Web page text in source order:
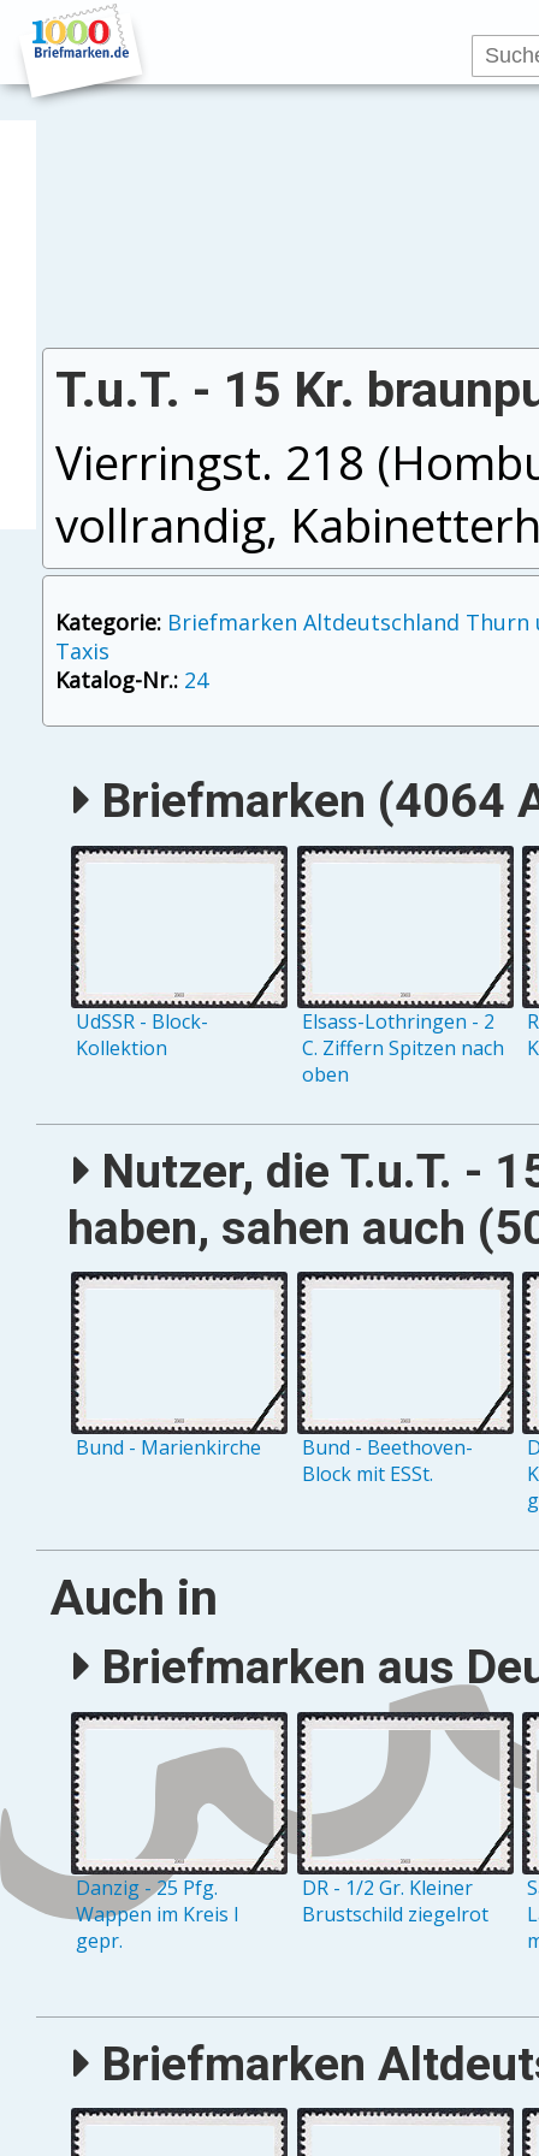
T.u.T. - 15 Kr.
Vierringst. 218
vollrandig,
Kategorie: Briefmarken Altdeutschland Thurn
Taxis
Katalog-Nr.: 24
Briefmarken (4064
UdSSR - Block-
Kollektion
Elsass-Lothringen - 2
C. Ziffern Spitzen nach
oben
Nutzer, die T.u.T. -
haben, sahen auch
Bund - Marienkirche
Bund - Beethoven-
Block mit ESSt.
Auch in
Briefmarken aus
Danzig - 25 Pfg.
Wappen im Kreis I
gepr.
DR - 1/2 Gr. Kleiner
Brustschild ziegelrot
Briefmarken